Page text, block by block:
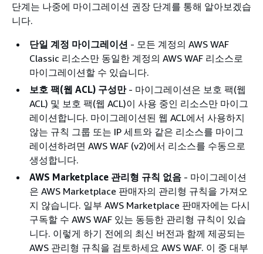
단계는 나중에 마이그레이션 권장 단계를 통해 알아보겠습
니다.
단일 계정 마이그레이션 - 모든 계정의 AWS WAF
Classic 리소스만 동일한 계정의 AWS WAF 리소스로
마이그레이션할 수 있습니다.
보호 팩(웹 ACL) 구성만 - 마이그레이션은 보호 팩(웹
ACL) 및 보호 팩(웹 ACL)이 사용 중인 리소스만 마이그
레이션합니다. 마이그레이션된 웹 ACL에서 사용하지
않는 규칙 그룹 또는 IP 세트와 같은 리소스를 마이그
레이션하려면 AWS WAF (v2)에서 리소스를 수동으로
생성합니다.
AWS Marketplace 관리형 규칙 없음 - 마이그레이션
은 AWS Marketplace 판매자의 관리형 규칙을 가져오
지 않습니다. 일부 AWS Marketplace 판매자에는 다시
구독할 수 AWS WAF 있는 동등한 관리형 규칙이 있습
니다. 이렇게 하기 전에의 최신 버전과 함께 제공되는
AWS 관리형 규칙을 검토하세요 AWS WAF. 이 중 대부